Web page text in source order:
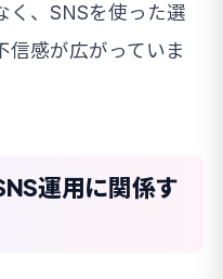
く、SNSを使った選
信感が広がっていま
運用に関係す